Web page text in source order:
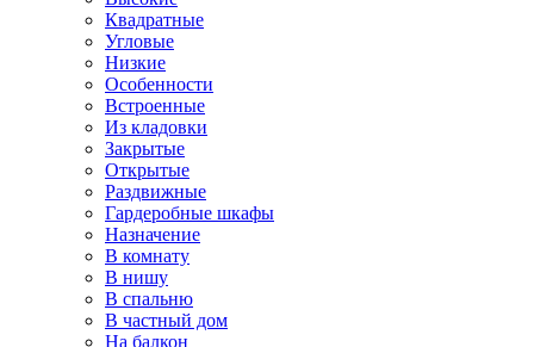
Квадратные
Угловые
Низкие
Особенности
Встроенные
Из кладовки
Закрытые
Открытые
Раздвижные
Гардеробные шкафы
Назначение
В комнату
В нишу
В спальню
В частный дом
На балкон